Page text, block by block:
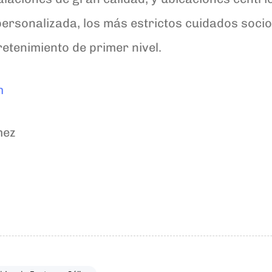
los más estrictos cuidados
de primer nivel.